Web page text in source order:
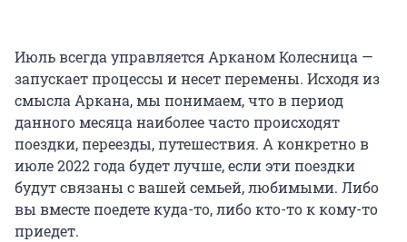
Июль всегда управляется Арканом Колесница —
запускает процессы и несет перемены. Исходя из
смысла Аркана, мы понимаем, что в период
данного месяца наиболее часто происходят
поездки, переезды, путешествия. А конкретно в
июле 2022 года будет лучше, если эти поездки
будут связаны с вашей семьей, любимыми. Либо
вы вместе поедете куда-то, либо кто-то к кому-то
приедет.